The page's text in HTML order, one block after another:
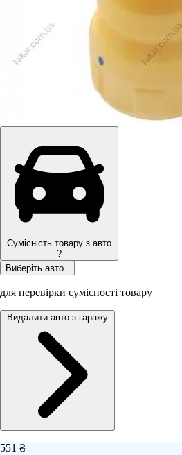
Сумісність товару з авто
?
Виберіть авто
для перевірки сумісності товару
Видалити авто з гаражу
551 ₴